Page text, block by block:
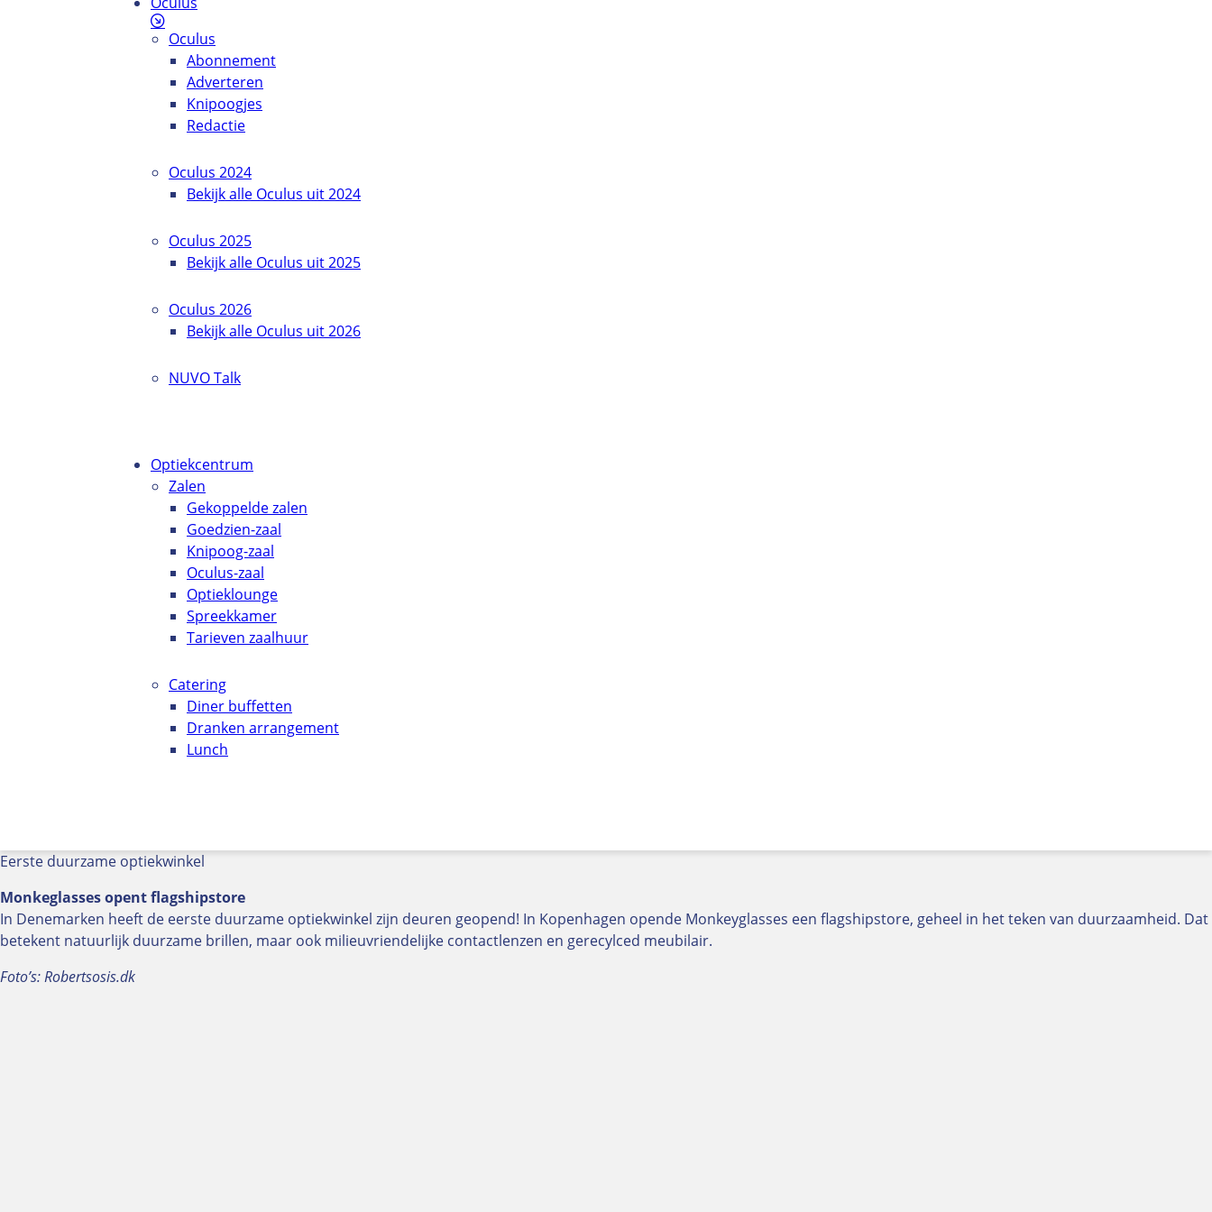
Oculus
Abonnement
Adverteren
Knipoogjes
Redactie
Oculus 2024
Bekijk alle Oculus uit 2024
Oculus 2025
Bekijk alle Oculus uit 2025
Oculus 2026
Bekijk alle Oculus uit 2026
NUVO Talk
Optiekcentrum
Zalen
Gekoppelde zalen
Goedzien-zaal
Knipoog-zaal
Oculus-zaal
Optieklounge
Spreekkamer
Tarieven zaalhuur
Catering
Diner buffetten
Dranken arrangement
Lunch
Eerste duurzame optiekwinkel
Monkeglasses opent flagshipstore
In Denemarken heeft de eerste duurzame optiekwinkel zijn deuren geopend! In Kopenhagen opende Monkeyglasses een flagshipstore, geheel in het teken van duurzaamheid. Dat
betekent natuurlijk duurzame brillen, maar ook milieuvriendelijke contactlenzen en gerecylced meubilair.
Foto’s: Robertsosis.dk